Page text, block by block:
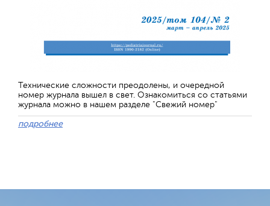
Технические сложности преодолены, и очередной
номер журнала вышел в свет. Ознакомиться со статьями
журнала можно в нашем разделе "Свежий номер"
подробнее